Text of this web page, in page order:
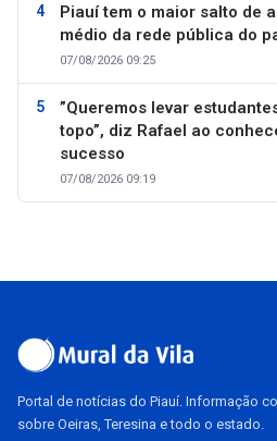
Piauí tem o maior salto de
médio da rede pública do
07/08/2026 09:25
”Queremos levar
topo”, diz Rafael ao
sucesso
07/08/2026 09:19
Portal de notícias do Piauí. Informação
sobre Oeiras, Teresina e todo o estado.